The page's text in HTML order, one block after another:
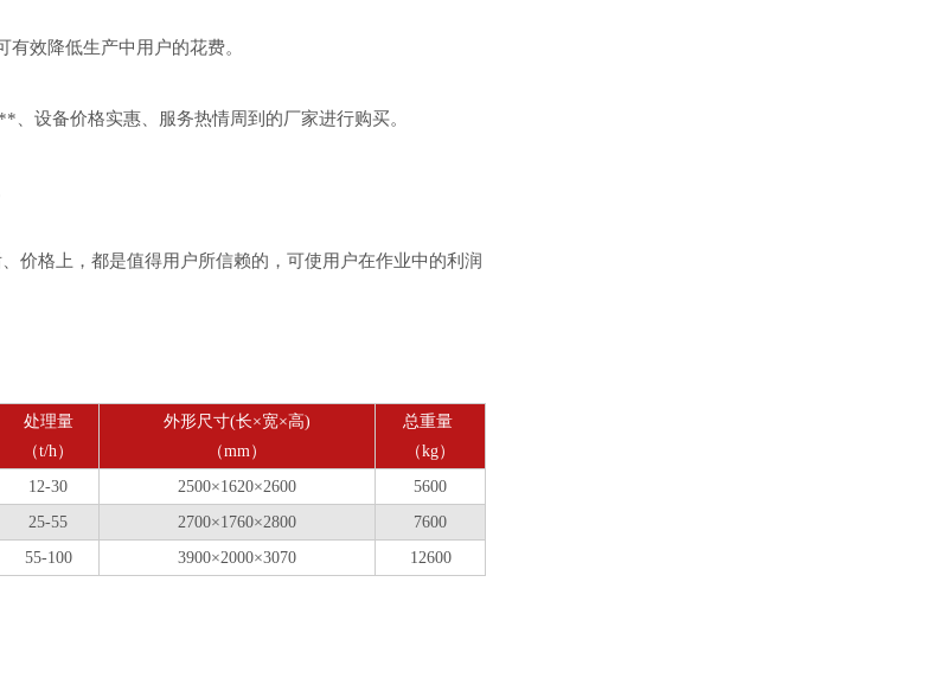
效降低生产中用户的花费。
备价格实惠、服务热情周到的厂家进行购买。
格上，都是值得用户所信赖的，可使用户在作业中的利润
处理量
（t/h）
外形尺寸(长×宽×高)
（mm）
总重量
（kg）
12-30 2500×1620×2600
5600
25-55 2700×1760×2800
7600
55-100 3900×2000×3070 12600